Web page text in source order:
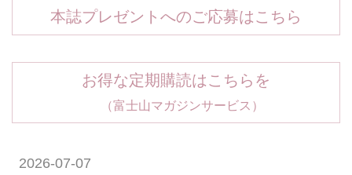
本誌プレゼントへのご応募はこちら
お得な定期購読はこちらを
（富士山マガジンサービス）
2026-07-07